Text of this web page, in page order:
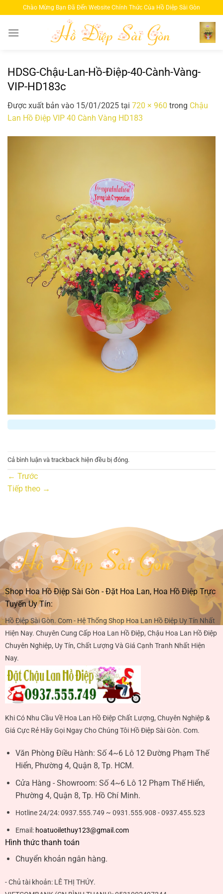
qua
nội
Chào Mừng Bạn Đã Đến Website Chính Thức Của Hồ Diệp Sài Gòn
HDSG-Chậu-Lan-Hồ-Điệp-40-Cành-Vàng-
VIP-HD183c
Được xuất bản vào 15/01/2025 tại 720 × 960 trong Chậu
Lan Hồ Điệp VIP 40 Cành Vàng HD183
Cả bình luận và trackback hiện đều bị đóng.
← Trước
Tiếp theo →
Shop Hoa Hồ Điệp Sài Gòn - Đặt Hoa Lan, Hoa Hồ Điệp Trực
Tuyến Uy Tín:
Hồ Điệp Sài Gòn. Com - Hệ Thống Shop Hoa Lan Hồ Điệp Uy Tín Nhất
Hiện Nay. Chuyên Cung Cấp Hoa Lan Hồ Điệp, Chậu Hoa Lan Hồ Điệp
Chuyên Nghiệp, Uy Tín, Chất Lượng Và Giá Cạnh Tranh Nhất Hiện
Nay.
Khi Có Nhu Cầu Về Hoa Lan Hồ Điệp Chất Lượng, Chuyên Nghiệp &
Giá Cực Rẻ Hãy Gọi Ngay Cho Chúng Tôi Hồ Điệp Sài Gòn. Com.
Văn Phòng Điều Hành: Số 4~6 Lô 12 Đường Phạm Thế
Hiển, Phường 4, Quận 8, Tp. HCM.
Cửa Hàng - Showroom: Số 4~6 Lô 12 Phạm Thế Hiển,
Phường 4, Quận 8, Tp. Hồ Chí Minh.
Hotline 24/24:0937.555.749 ~ 0931.555.908 - 0937.455.523
Email: hoatuoilethuy123@gmail.com
Hình thức thanh toán
Chuyển khoản ngân hàng.
- Chủ tài khoản: LÊ THỊ THÚY.